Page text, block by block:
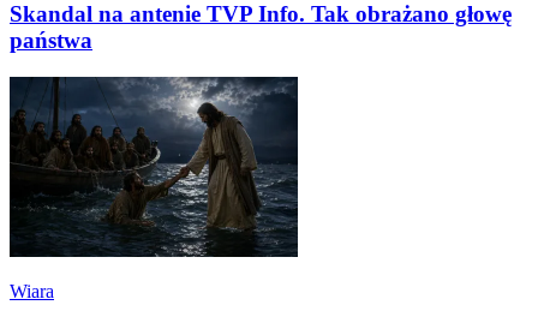
Skandal na antenie TVP Info. Tak obrażano głowę
państwa
Wiara